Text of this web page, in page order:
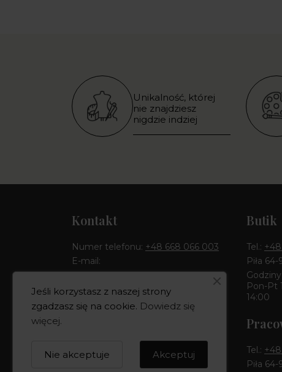
Unikalność, której
nie znajdziesz
nigdzie indziej
Kontakt
Numer telefonu: +48 668 066 003
E-mail:
Pełny kontakt
Butik
Tel.:
Piła
Pon-Pt
14:00
Tel.:
Piła
Jeśli korzystasz z naszej strony
zgadzasz się na cookie. Dowiedz się
więcej.
Akceptuj
Nie akceptuje